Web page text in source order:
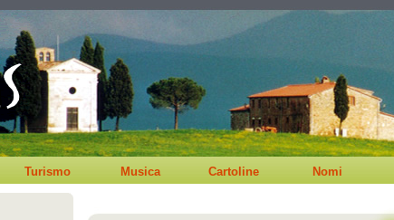
Turismo Musica Cartoline Nomi